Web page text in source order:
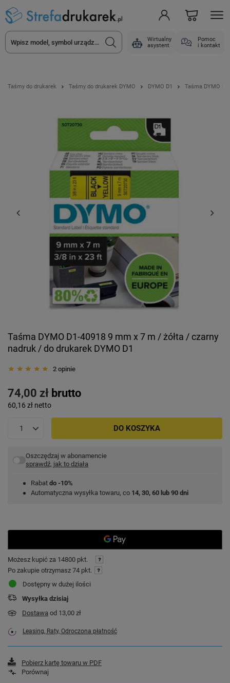
Wirtualny
asystent
Pomoc
i kontakt
Taśmy do drukarek Taśmy do drukarek DYMO DYMO D1 Taśma DYMO
Taśma DYMO D1-40918 9 mm x 7 m / żółta / czarny
nadruk / do drukarek DYMO D1
2 opinie
74,00 zł brutto
60,16 zł netto
DO KOSZYKA
Oszczędzaj w abonamencie
sprawdź, jak to działa
Rabat do -10%
Automatyczna wysyłka towaru, co 14, 30, 60 lub 90 dni
Możesz kupić za 14800 pkt.
Po zakupie otrzymasz 74 pkt.
Dostępny w dużej ilości
Wysyłka dzisiaj
Dostawa od 13,00 zł
Leasing, Raty, Odroczona płatność
Pobierz kartę towaru w PDF
Porównaj